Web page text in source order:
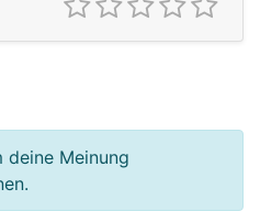
deine Meinung